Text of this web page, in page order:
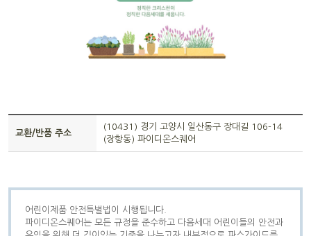
교환/반품 주소
(10431) 경기 고양시 일산동구 장대길 106-14
(장항동) 파이디온스퀘어
어린이제품 안전특별법이 시행됩니다.
파이디온스퀘어는 모든 규정을 준수하고 다음세대 어린이들의 안전과